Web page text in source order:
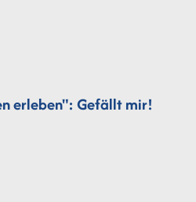
erleben": Gefällt mir!